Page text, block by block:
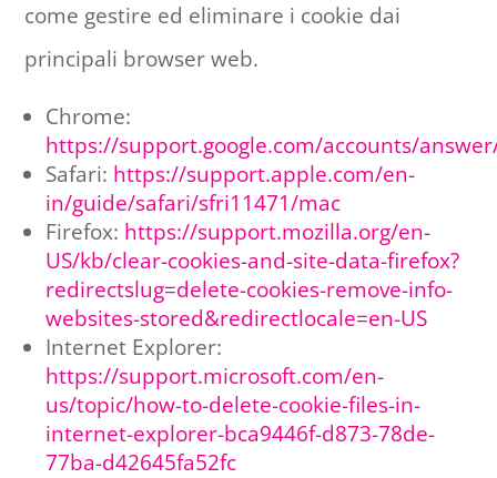
come gestire ed eliminare i cookie dai
principali browser web.
Chrome:
https://support.google.com/accounts/
Safari: https://support.apple.com/en-
in/guide/safari/sfri11471/mac
Firefox: https://support.mozilla.org/en-
US/kb/clear-cookies-and-site-data-firefox?
redirectslug=delete-cookies-remove-info-
websites-stored&redirectlocale=en-US
Internet Explorer:
https://support.microsoft.com/en-
us/topic/how-to-delete-cookie-files-in-
internet-explorer-bca9446f-d873-78de-
77ba-d42645fa52fc